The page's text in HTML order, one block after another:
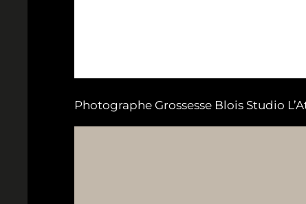
Photographe Grossesse Blois Studio